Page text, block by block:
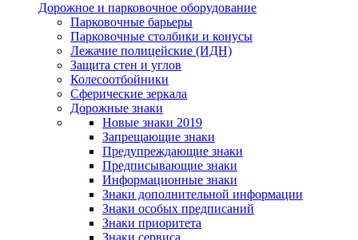
Дорожное и парковочное оборудование
Парковочные барьеры
Парковочные столбики и конусы
Лежачие полицейские (ИДН)
Защита стен и углов
Колесоотбойники
Сферические зеркала
Дорожные знаки
Новые знаки 2019
Запрещающие знаки
Предупреждающие знаки
Предписывающие знаки
Информационные знаки
Знаки дополнительной информации
Знаки особых предписаний
Знаки приоритета